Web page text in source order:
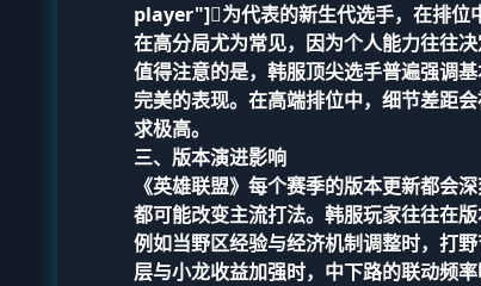
player"]为代表的新生代选手，在排位
在高分局尤为常见，因为个人能力往往决
值得注意的是，韩服顶尖选手普遍强调
完美的表现。在高端排位中，细节差距
求极高。
三、版本演进影响
《英雄联盟》每个赛季的版本更新都会
都可能改变主流打法。韩服玩家往往在
例如当野区经验与经济机制调整时，打
层与小龙收益加强时，中下路的联动频